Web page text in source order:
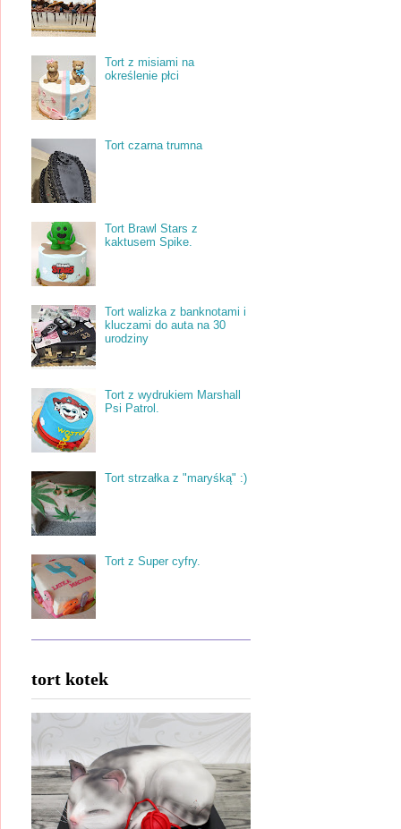
Tort z misiami na
określenie płci
Tort czarna trumna
Tort Brawl Stars z
kaktusem Spike.
Tort walizka z banknotami i
kluczami do auta na 30
urodziny
Tort z wydrukiem Marshall
Psi Patrol.
Tort strzałka z "maryśką" :)
Tort z Super cyfry.
tort kotek